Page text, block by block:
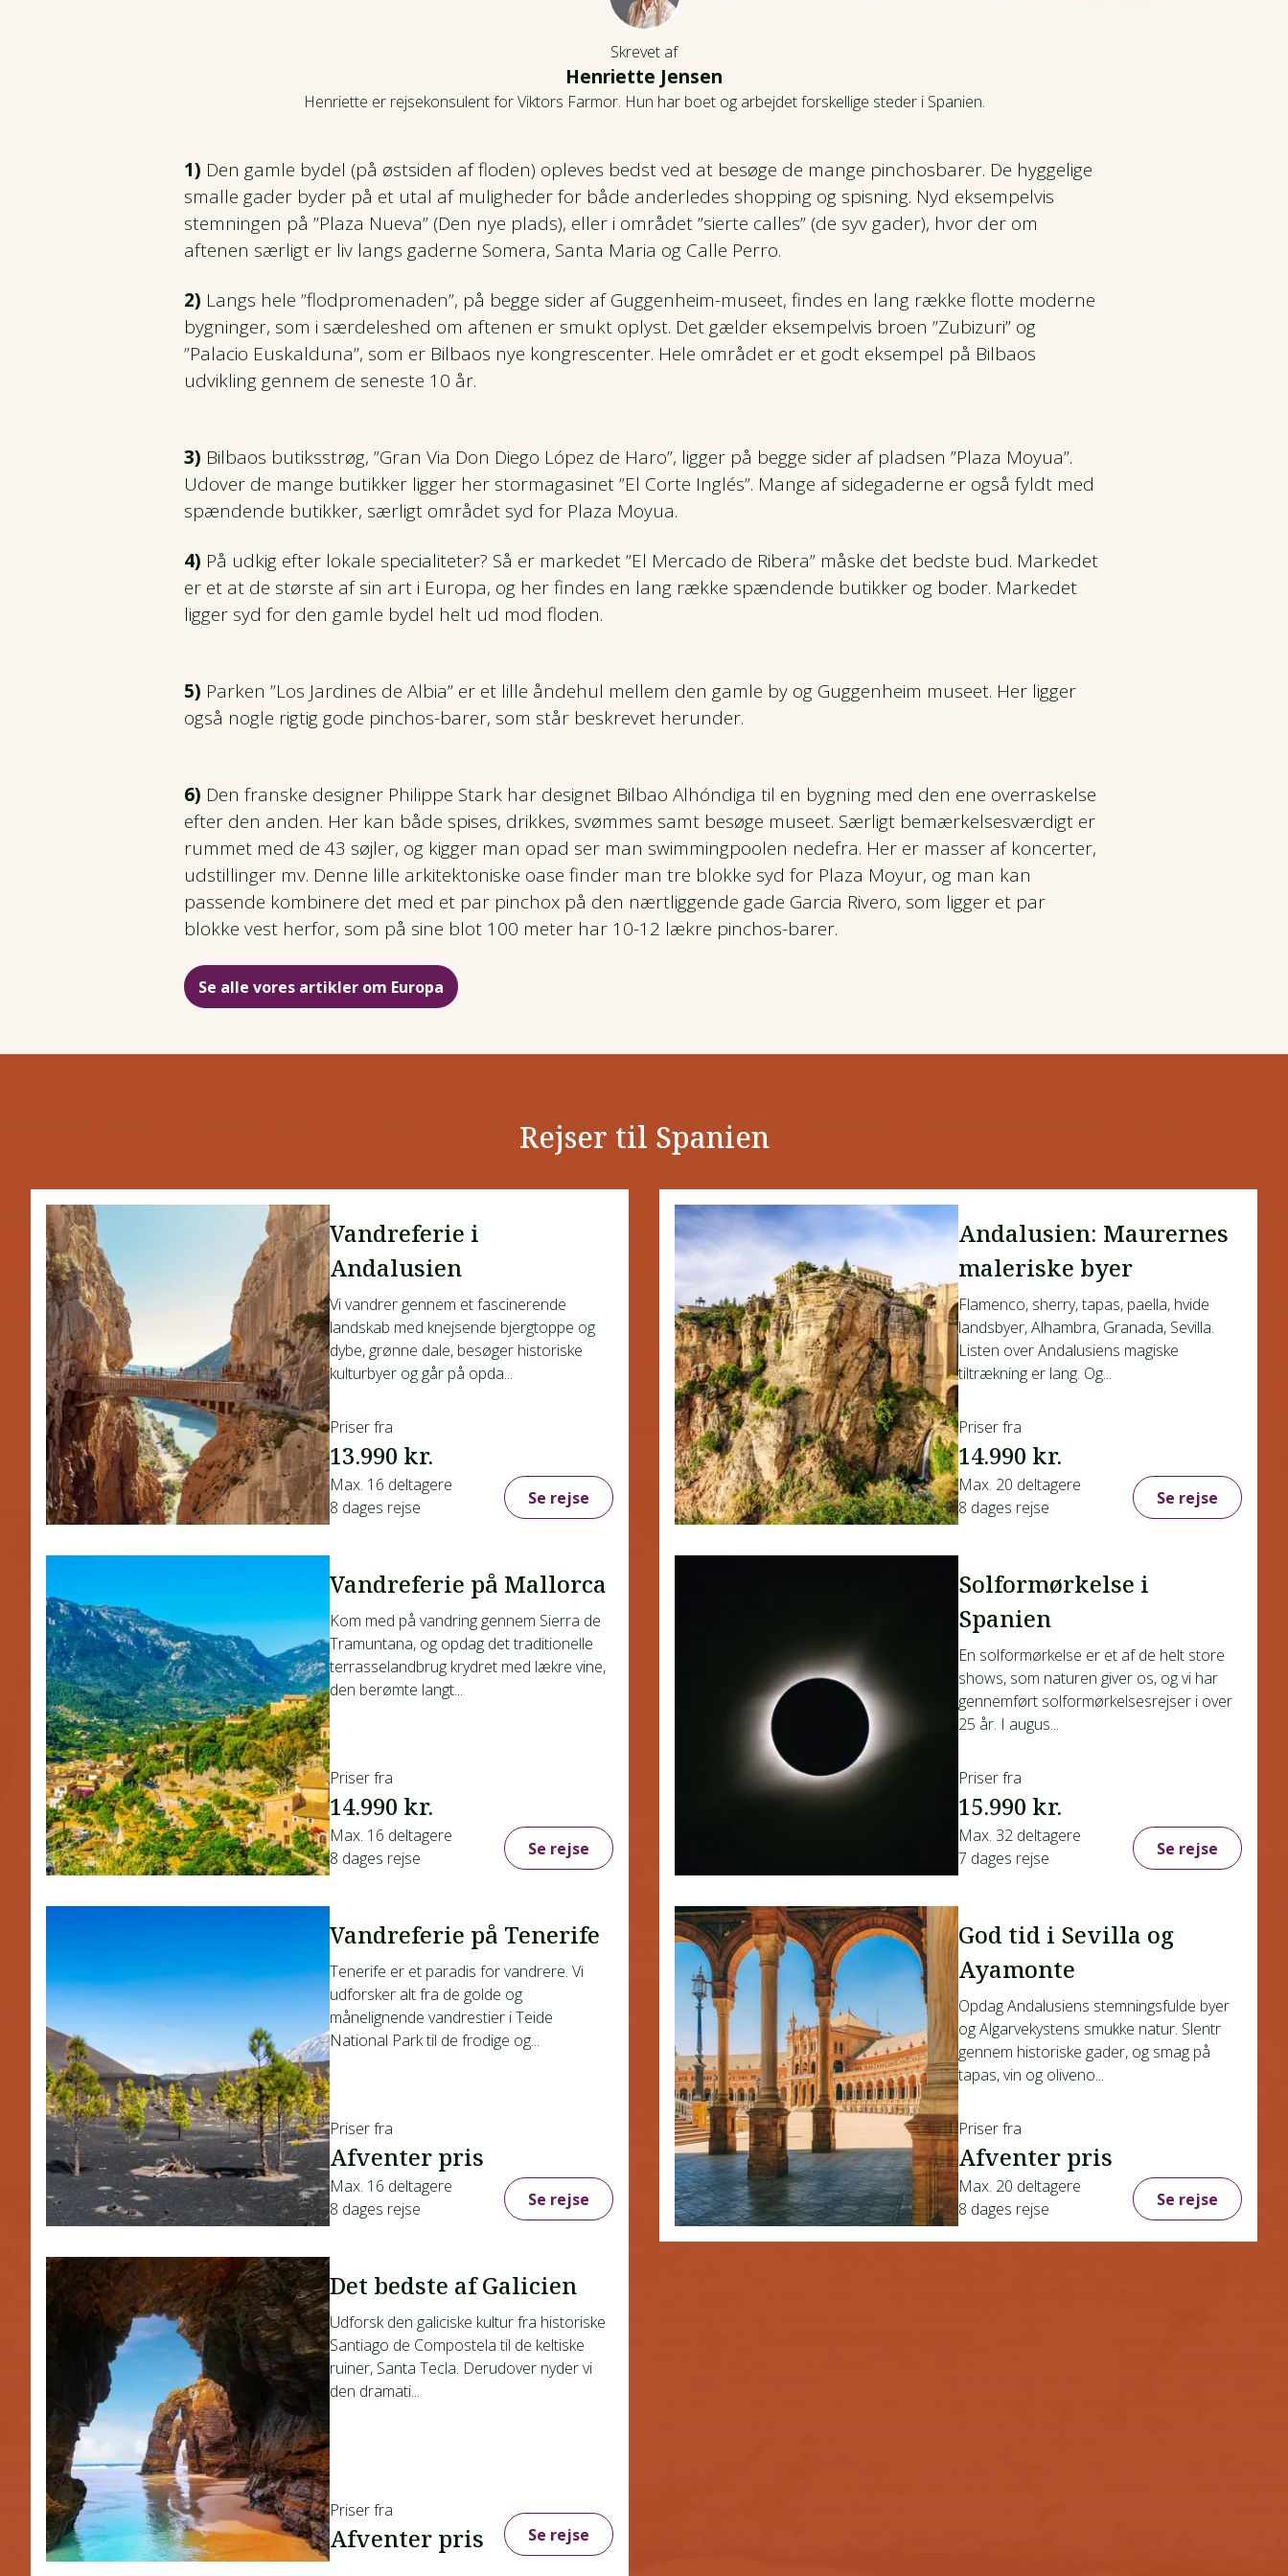
Skrevet af
Henriette Jensen
Henriette er rejsekonsulent for Viktors Farmor. Hun har boet og arbejdet forskellige steder i Spanien.
1) Den gamle bydel (på østsiden af floden) opleves bedst ved at besøge de mange pinchosbarer. De hyggelige
smalle gader byder på et utal af muligheder for både anderledes shopping og spisning. Nyd eksempelvis
stemningen på ”Plaza Nueva” (Den nye plads), eller i området ”sierte calles” (de syv gader), hvor der om
aftenen særligt er liv langs gaderne Somera, Santa Maria og Calle Perro.
2) Langs hele ”flodpromenaden”, på begge sider af Guggenheim-museet, findes en lang række flotte moderne
bygninger, som i særdeleshed om aftenen er smukt oplyst. Det gælder eksempelvis broen ”Zubizuri” og
”Palacio Euskalduna”, som er Bilbaos nye kongrescenter. Hele området er et godt eksempel på Bilbaos
udvikling gennem de seneste 10 år.
3) Bilbaos butiksstrøg, ”Gran Via Don Diego López de Haro”, ligger på begge sider af pladsen ”Plaza Moyua”.
Udover de mange butikker ligger her stormagasinet ”El Corte Inglés”. Mange af sidegaderne er også fyldt med
spændende butikker, særligt området syd for Plaza Moyua.
4) På udkig efter lokale specialiteter? Så er markedet ”El Mercado de Ribera” måske det bedste bud. Markedet
er et at de største af sin art i Europa, og her findes en lang række spændende butikker og boder. Markedet
ligger syd for den gamle bydel helt ud mod floden.
5) Parken ”Los Jardines de Albia” er et lille åndehul mellem den gamle by og Guggenheim museet. Her ligger
også nogle rigtig gode pinchos-barer, som står beskrevet herunder.
6) Den franske designer Philippe Stark har designet Bilbao Alhóndiga til en bygning med den ene overraskelse
efter den anden. Her kan både spises, drikkes, svømmes samt besøge museet. Særligt bemærkelsesværdigt er
rummet med de 43 søjler, og kigger man opad ser man swimmingpoolen nedefra. Her er masser af koncerter,
udstillinger mv. Denne lille arkitektoniske oase finder man tre blokke syd for Plaza Moyur, og man kan
passende kombinere det med et par pinchox på den nærtliggende gade Garcia Rivero, som ligger et par
blokke vest herfor, som på sine blot 100 meter har 10-12 lækre pinchos-barer.
Se alle vores artikler om Europa
Rejser til Spanien
Vandreferie i
Andalusien
Vi vandrer gennem et fascinerende
landskab med knejsende bjergtoppe og
dybe, grønne dale, besøger historiske
kulturbyer og går på opda...
Priser fra
13.990 kr.
Max. 16 deltagere
8 dages rejse
Se rejse
Andalusien: Maurernes
maleriske byer
Flamenco, sherry, tapas, paella, hvide
landsbyer, Alhambra, Granada, Sevilla.
Listen over Andalusiens magiske
tiltrækning er lang. Og...
Priser fra
14.990 kr.
Max. 20 deltagere
8 dages rejse
Se rejse
Vandreferie på Mallorca
Kom med på vandring gennem Sierra de
Tramuntana, og opdag det traditionelle
terrasselandbrug krydret med lækre vine,
den berømte langt...
Priser fra
14.990 kr.
Max. 16 deltagere
8 dages rejse
Se rejse
Solformørkelse i
Spanien
En solformørkelse er et af de helt store
shows, som naturen giver os, og vi har
gennemført solformørkelsesrejser i over
25 år. I augus...
Priser fra
15.990 kr.
Max. 32 deltagere
7 dages rejse
Se rejse
Vandreferie på Tenerife
Tenerife er et paradis for vandrere. Vi
udforsker alt fra de golde og
månelignende vandrestier i Teide
National Park til de frodige og...
Priser fra
Afventer pris
Max. 16 deltagere
8 dages rejse
Se rejse
God tid i Sevilla og
Ayamonte
Opdag Andalusiens stemningsfulde byer
og Algarvekystens smukke natur. Slentr
gennem historiske gader, og smag på
tapas, vin og oliveno...
Priser fra
Afventer pris
Max. 20 deltagere
8 dages rejse
Se rejse
Det bedste af Galicien
Udforsk den galiciske kultur fra historiske
Santiago de Compostela til de keltiske
ruiner, Santa Tecla. Derudover nyder vi
den dramati...
Priser fra
Afventer pris Se rejse